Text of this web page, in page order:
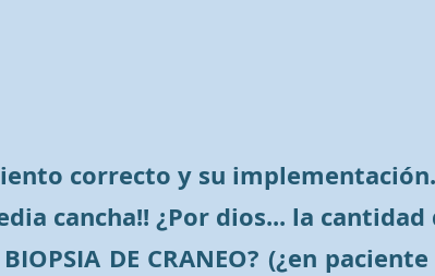
correcto y su implementación.
cancha!! ¿Por dios... la
DE CRANEO? (¿en